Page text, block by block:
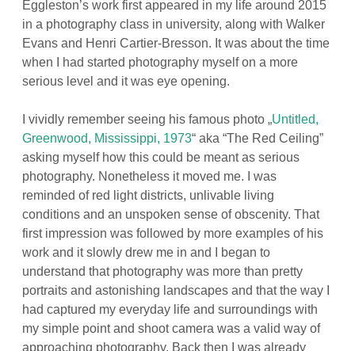
Eggleston’s work first appeared in my life around 2015
in a photography class in university, along with Walker
Evans and Henri Cartier-Bresson. It was about the time
when I had started photography myself on a more
serious level and it was eye opening.
I vividly remember seeing his famous photo „Untitled,
Greenwood, Mississippi, 1973“ aka “The Red Ceiling”
asking myself how this could be meant as serious
photography. Nonetheless it moved me. I was
reminded of red light districts, unlivable living
conditions and an unspoken sense of obscenity. That
first impression was followed by more examples of his
work and it slowly drew me in and I began to
understand that photography was more than pretty
portraits and astonishing landscapes and that the way I
had captured my everyday life and surroundings with
my simple point and shoot camera was a valid way of
approaching photography. Back then I was already